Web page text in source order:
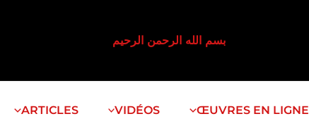
بسم الله الرحمن الرحيم
ARTICLES VIDÉOS ŒUVRES EN LIGNE